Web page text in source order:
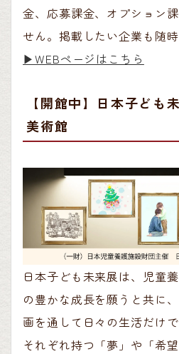
金、応募課金、オプション
せん。掲載したい企業も随
▶︎WEBページはこちら
【開館中】日本子ども
美術館
日本子ども未来展は、児童
の豊かな成長を願うと共に
画を通して日々の生活だけ
それぞれ持つ「夢」や「希